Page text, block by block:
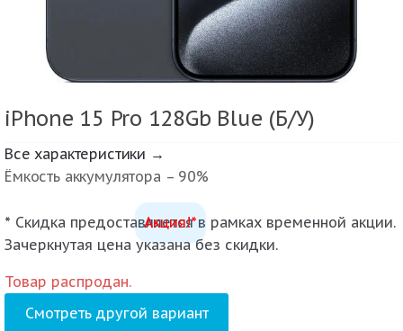
iPhone 15 Pro 128Gb Blue (Б/У)
Все характеристики →
Ёмкость аккумулятора – 90%
Акция!*
* Скидка предоставляется в рамках временной акции.
Зачеркнутая цена указана без скидки.
Товар распродан.
Смотреть другой вариант